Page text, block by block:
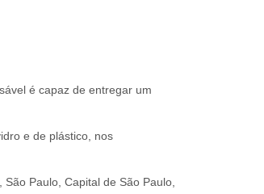
é capaz de entregar um
e de plástico, nos
Paulo, Capital de São Paulo,